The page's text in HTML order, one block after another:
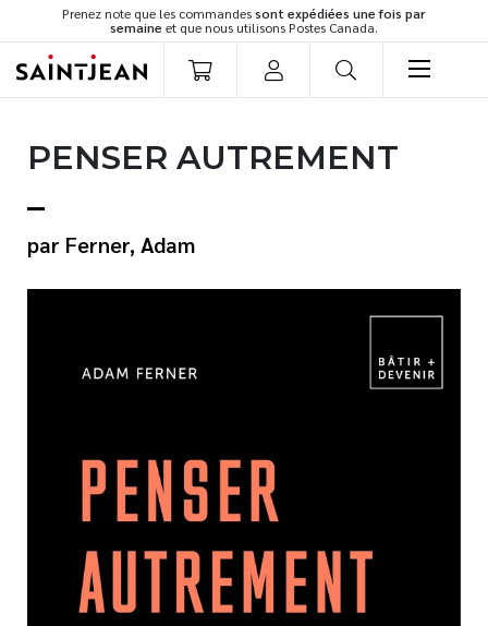
Prenez note que les commandessont expédiées une fois par
semaine et que nous utilisons Postes Canada.
Romans
Développement personnel
Littérature jeunesse
Spiritualité
Finances
Nouveautés
Numérique
Livres audio
Meilleurs vendeurs
PENSER AUTREMENT
Ferner, Adam